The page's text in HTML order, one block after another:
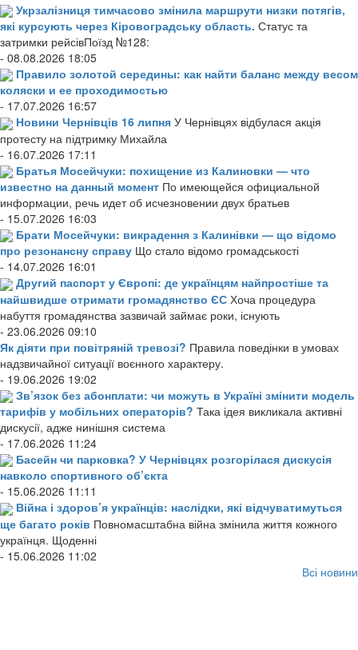
Укрзалізниця тимчасово змінила маршрути низки потягів,
які курсують через Кіровоградську область. Статус та
затримки рейсівПоїзд №128:
- 08.08.2026 18:05
Правило золотой середины: как найти баланс между весом
коляски и ее проходимостью
- 17.07.2026 16:57
Новини Чернівців 16 липня У Чернівцях відбулася акція
протесту на підтримку Михайла
- 16.07.2026 17:11
Братья Мосейчуки: похищение из Калиновки — что
известно на данный момент По имеющейся официальной
информации, речь идет об исчезновении двух братьев
- 15.07.2026 16:03
Брати Мосейчуки: викрадення з Калинівки — що відомо
про резонансну справу Що стало відомо громадськості
- 14.07.2026 16:01
Другий паспорт у Європі: де українцям найпростіше та
найшвидше отримати громадянство ЄС Хоча процедура
набуття громадянства зазвичай займає роки, існують
- 23.06.2026 09:10
Як діяти при повітряній тревозі? Правила поведінки в умовах
надзвичайної ситуації воєнного характеру.
- 19.06.2026 19:02
Зв’язок без абонплати: чи можуть в Україні змінити модель
тарифів у мобільних операторів? Така ідея викликала активні
дискусії, адже нинішня система
- 17.06.2026 11:24
Басейн чи парковка? У Чернівцях розгорілася дискусія
навколо спортивного об’єкта
- 15.06.2026 11:11
Війна і здоров’я українців: наслідки, які відчуватимуться
ще багато років Повномасштабна війна змінила життя кожного
українця. Щоденні
- 15.06.2026 11:02
Всі новини